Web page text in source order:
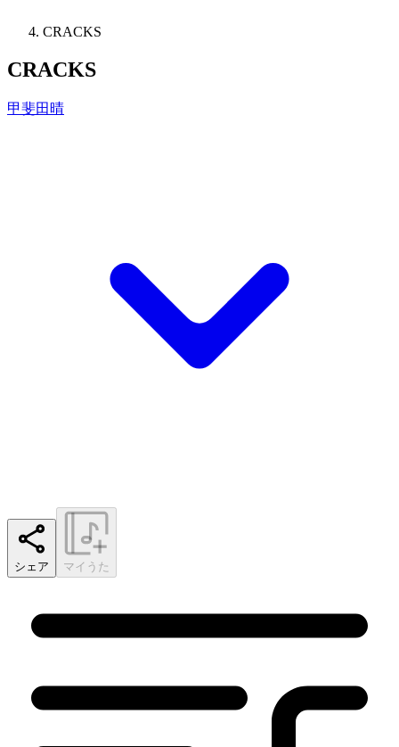
CRACKS
CRACKS
甲斐田晴
シェア マイうた